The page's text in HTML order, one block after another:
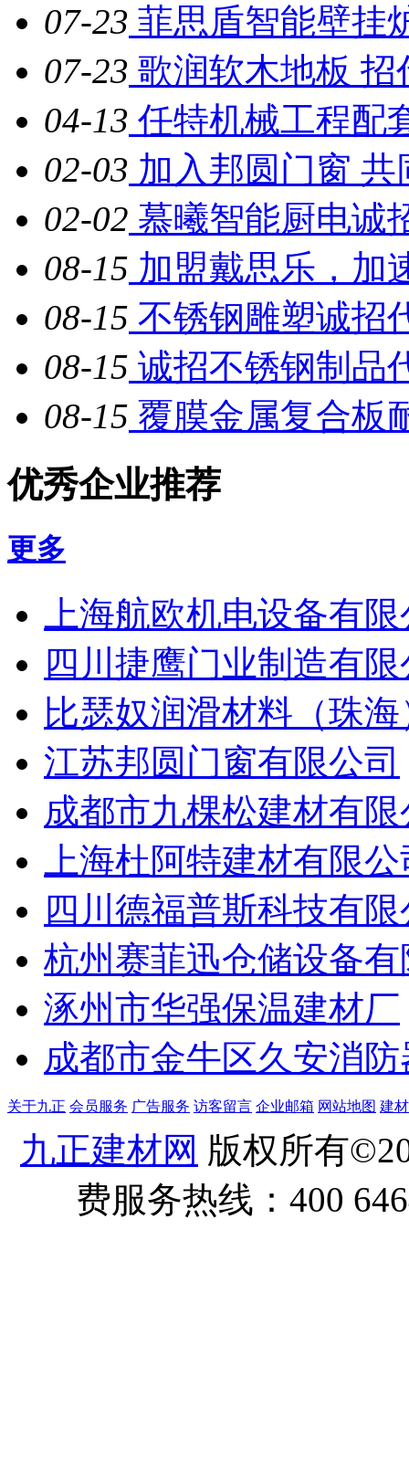
07-23 菲思盾智能壁挂
07-23 歌润软木地板 招
04-13 任特机械工程配
02-03 加入邦圆门窗
02-02 慕曦智能厨电诚
08-15 加盟戴思乐，加
08-15 不锈钢雕塑诚招
08-15 诚招不锈钢制品
08-15 覆膜金属复合板
优秀企业推荐
更多
上海航欧机电设备有
四川捷鹰门业制造有
比瑟奴润滑材料（珠
江苏邦圆门窗有限公司
成都市九棵松建材有
上海杜阿特建材有限
四川德福普斯科技有
杭州赛菲迅仓储设备
涿州市华强保温建材厂
成都市金牛区久安消
关于九正 会员服务 广告服务 访客留言 企业邮箱 网站地图 建
九正建材网 版权所有
费服务热线：400